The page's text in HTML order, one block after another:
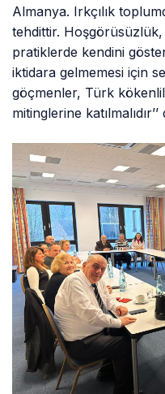
Almanya. Irkçılık
tehdittir.
pratiklerde kendini
iktidara gelmemesi için
göçmenler, Türk
mitinglerine katılmalıdır’’